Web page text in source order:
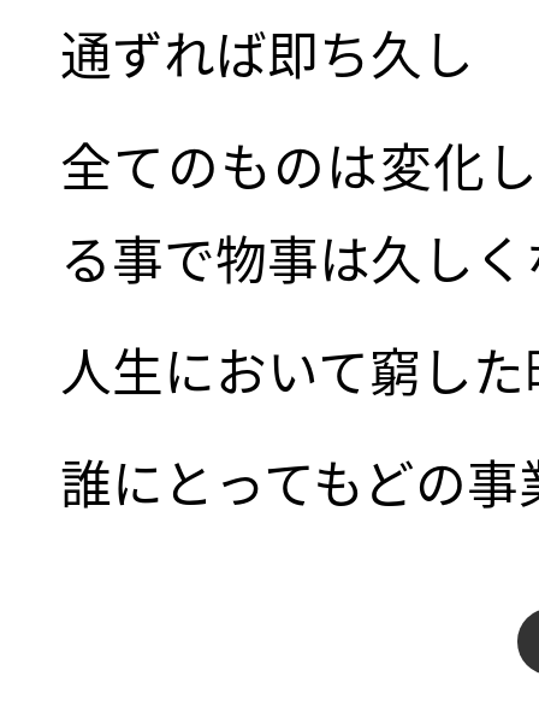
通ずれば即ち久し
全てのものは変化
る事で物事は久し
人生において窮し
誰にとってもどの